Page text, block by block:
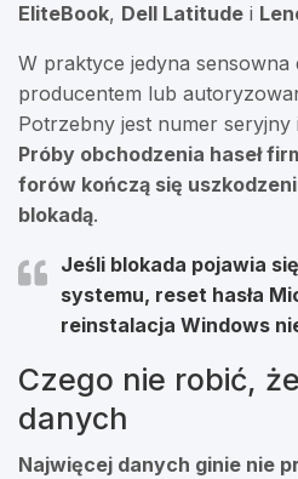
EliteBook, Dell Latitude i
W praktyce jedyna
producentem lub
Potrzebny jest numer seryjny
Próby obchodzenia haseł
forów kończą się
blokadą.
Jeśli blokada pojawia
systemu, reset hasła
reinstalacja Windows
Czego nie robić,
danych
Najwięcej danych ginie nie